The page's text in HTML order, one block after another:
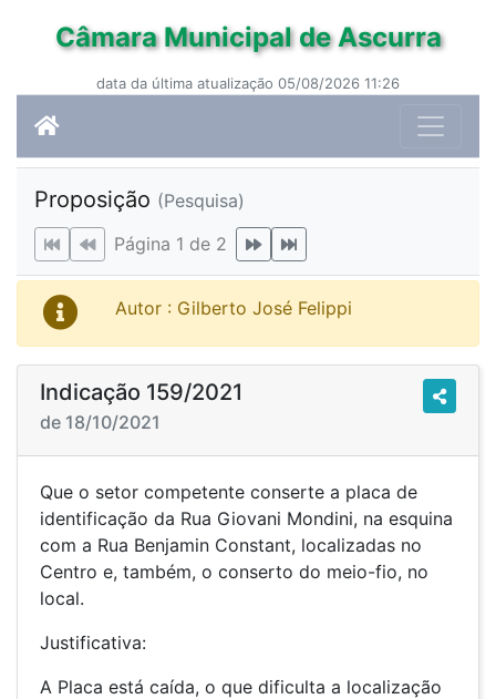
Câmara Municipal de Ascurra
data da última atualização 05/08/2026 11:26
Proposição (Pesquisa)
Página 1 de 2
Autor : Gilberto José Felippi
Indicação 159/2021
de 18/10/2021
Que o setor competente conserte a placa de
identificação da Rua Giovani Mondini, na esquina
com a Rua Benjamin Constant, localizadas no
Centro e, também, o conserto do meio-fio, no
local.
Justificativa:
A Placa está caída, o que dificulta a localização